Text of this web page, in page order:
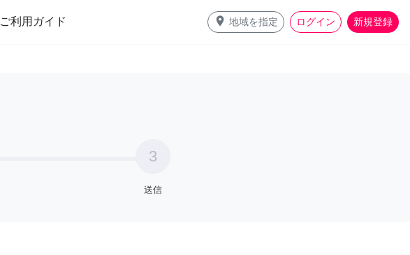
ご利用ガイド place 地域を指定 ログイン 新規登録
料理
3
送信